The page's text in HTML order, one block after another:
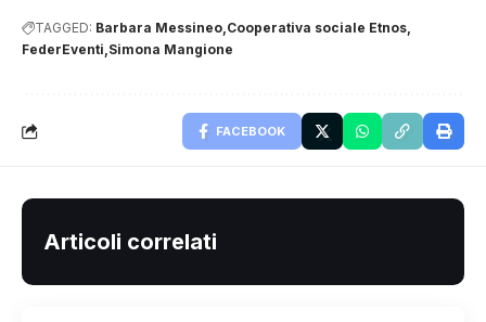
TAGGED: Barbara Messineo Cooperativa sociale Etnos
FederEventi Simona Mangione
FACEBOOK
Articoli correlati